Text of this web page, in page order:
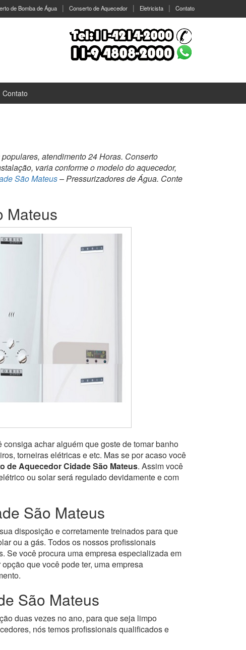
de Bomba de Água Conserto de Aquecedor Eletricista Contato
Contato
atendimento 24 Horas. Conserto
varia conforme o modelo do aquecedor,
São Mateus– Pressurizadores de Água. Conte
Mateus
consiga achar alguém que goste de tomar banho
torneiras elétricas e etc. Mas se por acaso você
de Aquecedor Cidade São Mateus. Assim você
ou solar será regulado devidamente e com
São Mateus
disposição e corretamente treinados para que
ou a gás. Todos os nossos profissionais
Se você procura uma empresa especializada em
que você pode ter, uma empresa
São Mateus
duas vezes no ano, para que seja limpo
nós temos profissionais qualificados e